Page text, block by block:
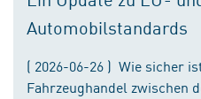
Automobilstandards
( 2026-06-26 ) Wie sicher
Fahrzeughandel zwischen